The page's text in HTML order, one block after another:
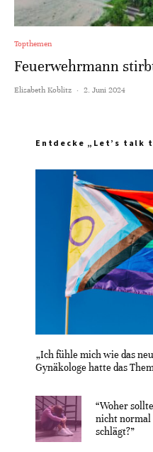
Topthemen
Feuerwehrmann
Elisabeth Koblitz · 2. Juni 2024
Entdecke „Let’s talk
„Ich fühle mich wie das
Gynäkologe hatte das
“Woher
nicht normal
schlägt?”